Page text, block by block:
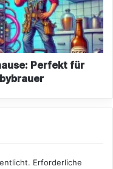
Perfekt für
Erforderliche